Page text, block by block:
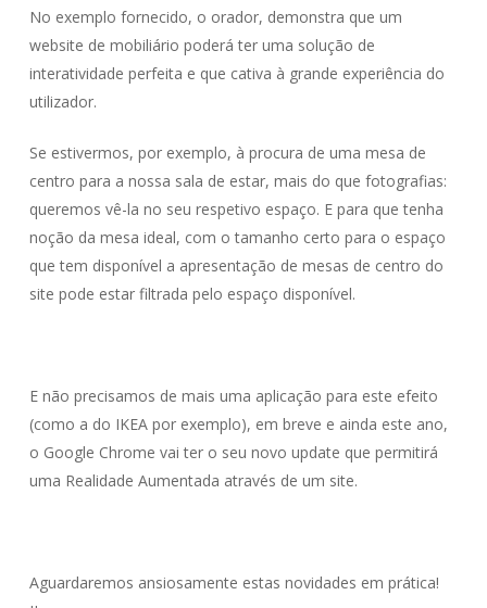
No exemplo fornecido, o orador, demonstra que um
website de mobiliário poderá ter uma solução de
interatividade perfeita e que cativa à grande experiência do
utilizador.
Se estivermos, por exemplo, à procura de uma mesa de
centro para a nossa sala de estar, mais do que fotografias:
queremos vê-la no seu respetivo espaço. E para que tenha
noção da mesa ideal, com o tamanho certo para o espaço
que tem disponível a apresentação de mesas de centro do
site pode estar filtrada pelo espaço disponível.
E não precisamos de mais uma aplicação para este efeito
(como a do IKEA por exemplo), em breve e ainda este ano,
o Google Chrome vai ter o seu novo update que permitirá
uma Realidade Aumentada através de um site.
Aguardaremos ansiosamente estas novidades em prática!